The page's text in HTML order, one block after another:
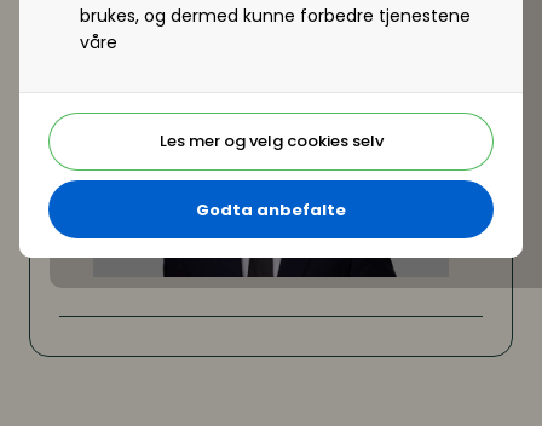
brukes, og dermed kunne forbedre tjenestene
våre
Les mer og velg cookies selv
Godta anbefalte